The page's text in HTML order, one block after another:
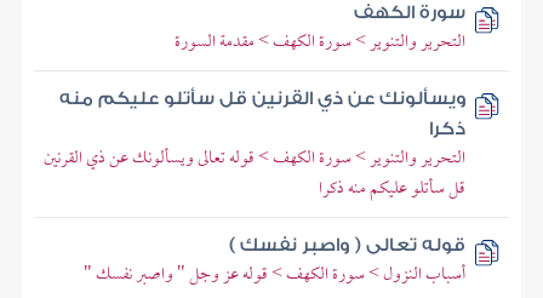
سورة الكهف
التحرير والتنوير > سورة الكهف > مقدمة السورة
ويسألونك عن ذي القرنين قل سأتلو عليكم منه
ذكرا
التحرير والتنوير > سورة الكهف > قوله تعالى ويسألونك عن ذي القرنين
قل سأتلو عليكم منه ذكرا
قوله تعالى ( واصبر نفسك )
أسباب النزول > سورة الكهف > قوله عز وجل " واصبر نفسك "